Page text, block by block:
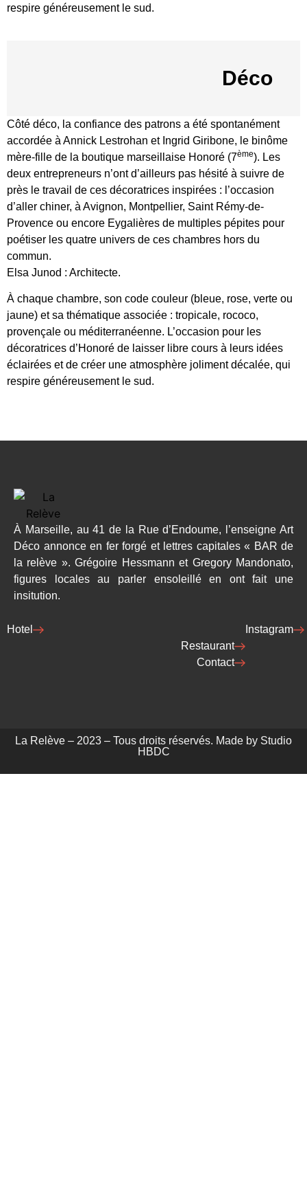
respire généreusement le sud.
Déco
Côté déco, la confiance des patrons a été spontanément
accordée à Annick Lestrohan et Ingrid Giribone, le binôme
mère-fille de la boutique marseillaise Honoré (7ème). Les
deux entrepreneurs n’ont d’ailleurs pas hésité à suivre de
près le travail de ces décoratrices inspirées : l’occasion
d’aller chiner, à Avignon, Montpellier, Saint Rémy-de-
Provence ou encore Eygalières de multiples pépites pour
poétiser les quatre univers de ces chambres hors du
commun.
Elsa Junod : Architecte.
À chaque chambre, son code couleur (bleue, rose, verte ou
jaune) et sa thématique associée : tropicale, rococo,
provençale ou méditerranéenne. L’occasion pour les
décoratrices d’Honoré de laisser libre cours à leurs idées
éclairées et de créer une atmosphère joliment décalée, qui
respire généreusement le sud.
À Marseille, au 41 de la Rue d’Endoume, l’enseigne Art
Déco annonce en fer forgé et lettres capitales « BAR de
la relève ». Grégoire Hessmann et Gregory Mandonato,
figures locales au parler ensoleillé en ont fait une
insitution.
Hotel
Restaurant
Contact
Instagram
La Relève – 2023 – Tous droits réservés. Made by Studio
HBDC